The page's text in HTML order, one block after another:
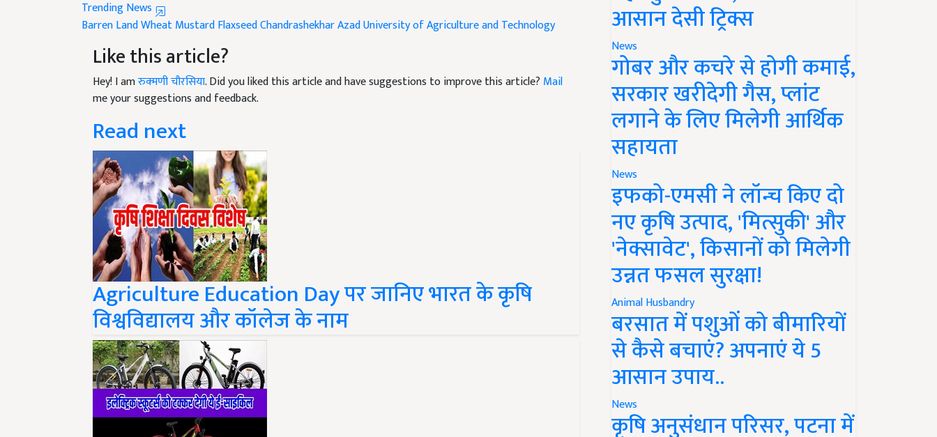
Barren LandWheat
Like this article?
Hey! I amरुक्मणी चौरसिया. Did you liked this article and have suggestions to improve this article?
me your suggestions and feedback.
Read next
Agriculture Education Day पर जानिए भारत के कृषि
विश्वविद्यालय और कॉलेज के नाम
आसान देसी ट्रिक्स
News
गोबर और कचरे से होगी कमाई,
सरकार खरीदेगी गैस, प्लांट
लगाने के लिए मिलेगी आर्थिक
सहायता
News
इफको-एमसी ने लॉन्च किए दो
नए कृषि उत्पाद, 'मित्सुकी' और
'नेक्सावेट', किसानों को मिलेगी
उन्नत फसल सुरक्षा!
Animal Husbandry
बरसात में पशुओं को बीमारियों
से कैसे बचाएं? अपनाएं ये 5
आसान उपाय..
News
कृषि अनुसंधान परिसर, पटना में